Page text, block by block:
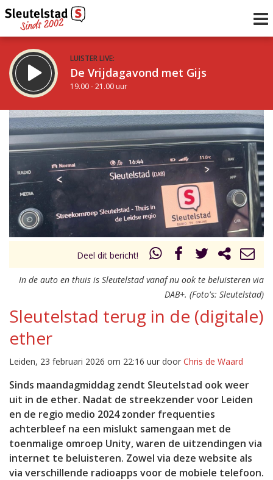
LUISTER LIVE:
De Vrijdagavond met Gijs
19.00 - 21.00 uur
STRAKS:
De avond van Sleutelstad
21.00 - 0.00 uur
Vorig uur
uur 1 van 0 Volgend uur
Deel dit bericht!
In de auto en thuis is Sleutelstad vanaf nu ook te beluisteren via
DAB+. (Foto's: Sleutelstad)
Sleutelstad terug in de (digitale)
ether
Leiden, 23 februari 2026 om 22:16 uur door Chris de Waard
Sinds maandagmiddag zendt Sleutelstad ook weer
uit in de ether. Nadat de streekzender voor Leiden
en de regio medio 2024 zonder frequenties
achterbleef na een mislukt samengaan met de
toenmalige omroep Unity, waren de uitzendingen via
internet te beluisteren. Zowel via deze website als
via verschillende radioapps voor de mobiele telefoon.